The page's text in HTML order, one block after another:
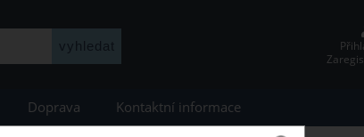
Doprava Kontaktní informace